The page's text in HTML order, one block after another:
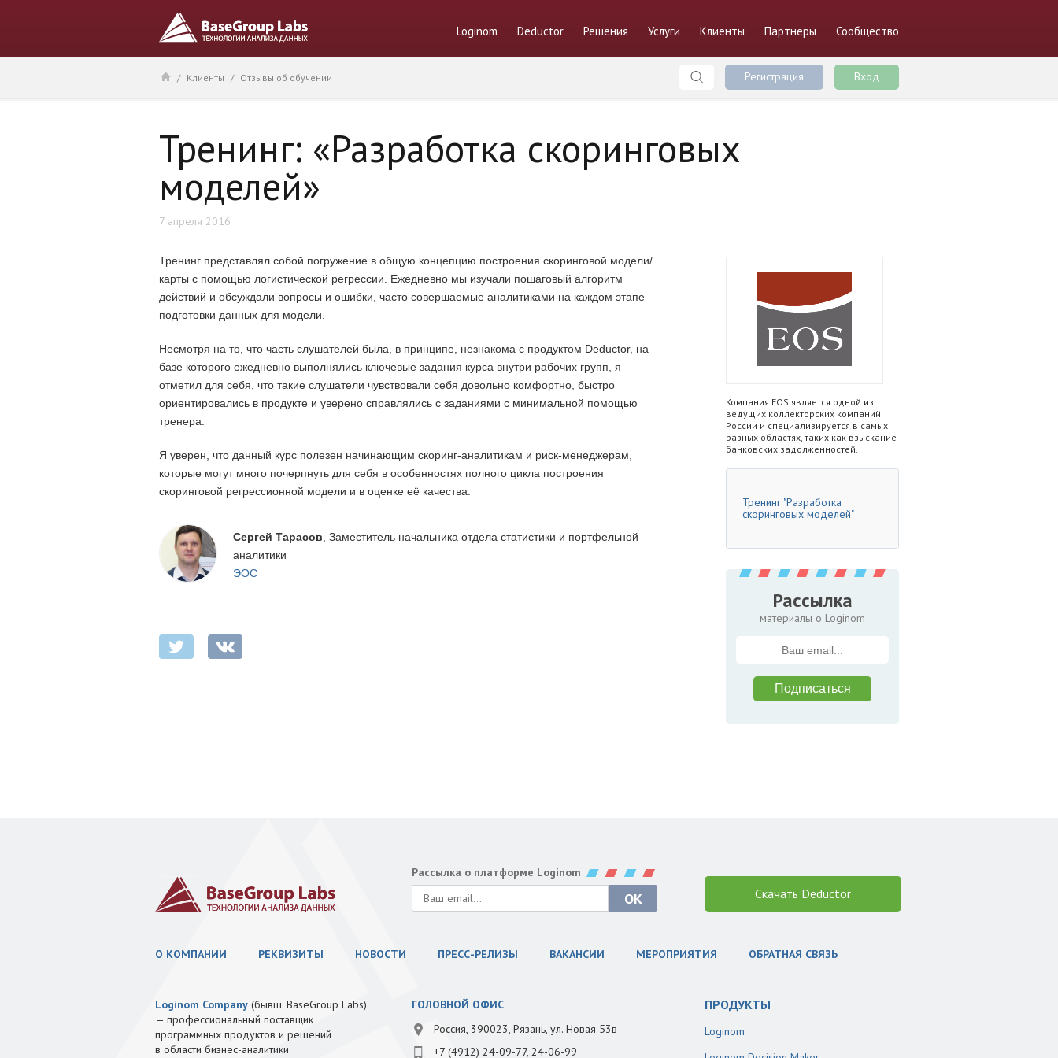
Loginom Deductor Решения Услуги Клиенты Партнеры Сообщество
/ Клиенты / Отзывы об обучении Регистрация Вход
Тренинг: «Разработка скоринговых
моделей»
7 апреля 2016
Тренинг представлял собой погружение в общую концепцию построения скоринговой модели/
карты с помощью логистической регрессии. Ежедневно мы изучали пошаговый алгоритм
действий и обсуждали вопросы и ошибки, часто совершаемые аналитиками на каждом этапе
подготовки данных для модели.
Несмотря на то, что часть слушателей была, в принципе, незнакома с продуктом Deductor, на
базе которого ежедневно выполнялись ключевые задания курса внутри рабочих групп, я
отметил для себя, что такие слушатели чувствовали себя довольно комфортно, быстро
ориентировались в продукте и уверено справлялись с заданиями с минимальной помощью
тренера.
Я уверен, что данный курс полезен начинающим скоринг-аналитикам и риск-менеджерам,
которые могут много почерпнуть для себя в особенностях полного цикла построения
скоринговой регрессионной модели и в оценке её качества.
Сергей Тарасов , Заместитель начальника отдела статистики и портфельной
аналитики
ЭОС
Компания EOS является одной из
ведущих коллекторских компаний
России и специализируется в самых
разных областях, таких как взыскание
банковских задолженностей.
Тренинг "Разработка
скоринговых моделей"
Рассылка
материалы о Loginom
Рассылка о платформе Loginom
Скачать Deductor
О КОМПАНИИ РЕКВИЗИТЫ НОВОСТИ ПРЕСС-РЕЛИЗЫ ВАКАНСИИ МЕРОПРИЯТИЯ ОБРАТНАЯ СВЯЗЬ
Loginom Company (бывш. BaseGroup Labs)
— профессиональный поставщик
программных продуктов и решений
в области бизнес-аналитики.
ГОЛОВНОЙ ОФИС
Россия, 390023, Рязань, ул. Новая 53в
+7 (4912) 24-09-77, 24-06-99
ПРОДУКТЫ
Loginom